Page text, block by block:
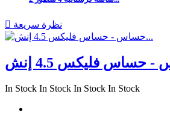
 نظرة سريعة
In Stock In Stock In Stock In Stock